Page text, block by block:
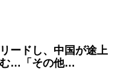
ードし、中国が途上
む…「その他…